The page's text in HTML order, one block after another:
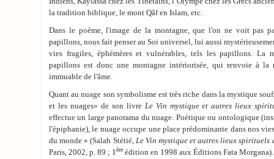
la tradition biblique, le mont Qâf en Islam, etc.
Dans le poème, l'image de la montagne, que l'on ne voit pas
papillons, nous fait penser au Soi universel, lui aussi
vies fragiles, éphémères et vulnérables, tels les papillons. La
papillons est donc une montagne intériorisée, qui renvoie à la
immuable de l'âme.
Quant au nuage son symbolisme est très riche dans la mystique
et les nuages» de son livre Le Vin mystique et autres lieux
effectue un large panorama du nuage. Poétique ou ontologique
l'épiphanie), le nuage occupe une place prédominante dans nos
du monde » (Salah Stétié, Le Vin mystique et autres lieux spirituels
Paris, 2002, p. 89 ; 1ère édition en 1998 aux Éditions Fata Morgana).